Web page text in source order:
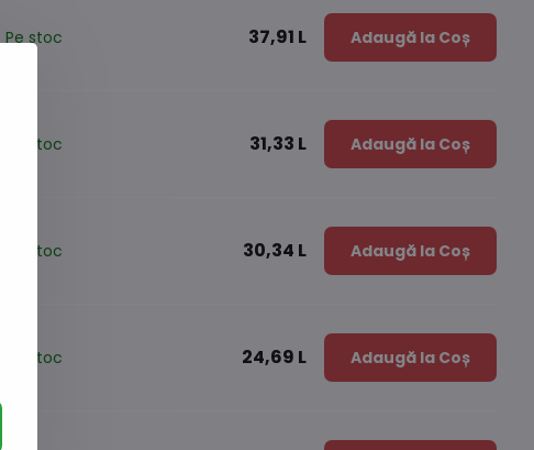
Pe stoc 37,91 L Adaugă la Coș
Pe stoc 31,33 L Adaugă la Coș
Pe stoc 30,34 L Adaugă la Coș
Pe stoc 24,69 L Adaugă la Coș